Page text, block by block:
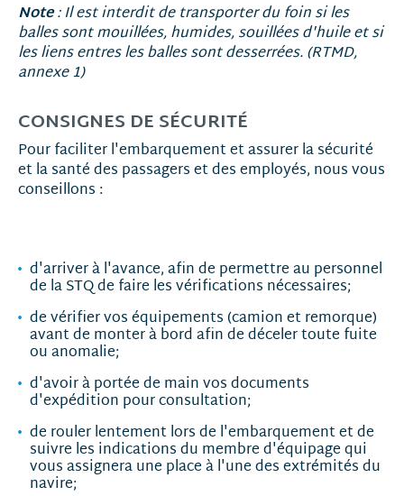
Note: Il est interdit de transporter du foin si les
balles sont mouillées, humides, souillées d'huile et si
les liens entres les balles sont desserrées. (RTMD,
annexe 1)
CONSIGNES DE SÉCURITÉ
Pour faciliter l'embarquement et assurer la sécurité
et la santé des passagers et des employés, nous vous
conseillons :
d'arriver à l'avance, afin de permettre au personnel
de la STQ de faire les vérifications nécessaires;
de vérifier vos équipements (camion et remorque)
avant de monter à bord afin de déceler toute fuite
ou anomalie;
d'avoir à portée de main vos documents
d'expédition pour consultation;
de rouler lentement lors de l'embarquement et de
suivre les indications du membre d'équipage qui
vous assignera une place à l'une des extrémités du
navire;